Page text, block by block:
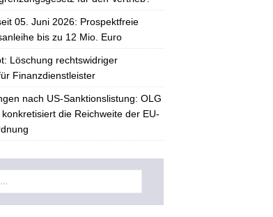
05. Juni 2026: Prospektfreie
bis zu 12 Mio. Euro
Löschung rechtswidriger
Finanzdienstleister
nach US-Sanktionslistung: OLG
die Reichweite der EU-